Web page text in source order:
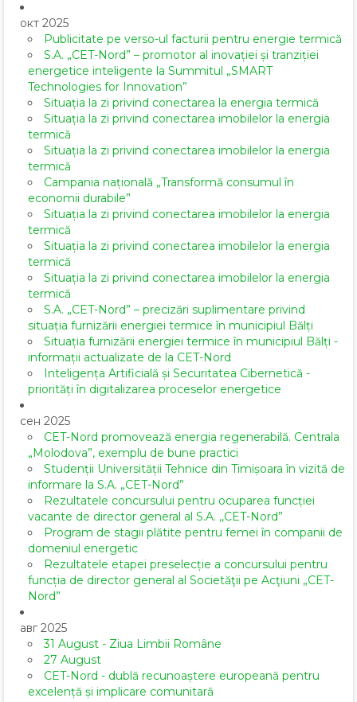
окт 2025
Publicitate pe verso-ul facturii pentru energie termică
S.A. „CET-Nord” – promotor al inovației și tranziției
energetice inteligente la Summitul „SMART
Technologies for Innovation”
Situația la zi privind conectarea la energia termică
Situația la zi privind conectarea imobilelor la energia
termică
Situația la zi privind conectarea imobilelor la energia
termică
Campania națională „Transformă consumul în
economii durabile”
Situația la zi privind conectarea imobilelor la energia
termică
Situația la zi privind conectarea imobilelor la energia
termică
Situația la zi privind conectarea imobilelor la energia
termică
S.A. „CET-Nord” – precizări suplimentare privind
situația furnizării energiei termice în municipiul Bălți
Situația furnizării energiei termice în municipiul Bălți -
informații actualizate de la CET-Nord
Inteligența Artificială și Securitatea Cibernetică -
priorități în digitalizarea proceselor energetice
сен 2025
CET-Nord promovează energia regenerabilă. Centrala
„Molodova”, exemplu de bune practici
Studenții Universității Tehnice din Timișoara în vizită de
informare la S.A. „CET-Nord”
Rezultatele concursului pentru ocuparea funcției
vacante de director general al S.A. ,,CET-Nord”
Program de stagii plătite pentru femei în companii de
domeniul energetic
Rezultatele etapei preselecție a concursului pentru
funcția de director general al Societăţii pe Acţiuni „CET-
Nord”
авг 2025
31 August - Ziua Limbii Române
27 August
CET-Nord - dublă recunoaștere europeană pentru
excelență și implicare comunitară